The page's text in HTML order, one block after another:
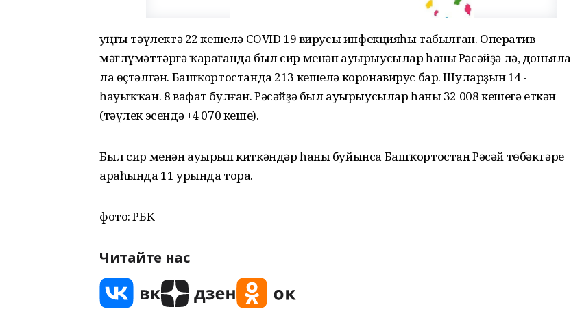
Һуңғы тәүлектә 22 кешелә COVID 19 вирусы инфекцияһы табылған. Оператив
мәғлүмәттәргә ҡарағанда был сир менән ауырыусылар һаны Рәсәйҙә лә, доньяла
ла өҫтәлгән. Башҡортостанда 213 кешелә коронавирус бар. Шуларҙын 14 -
һауыҡҡан. 8 вафат булған. Рәсәйҙә был ауырыусылар һаны 32 008 кешегә еткән
(тәүлек эсендә +4 070 кеше).
Был сир менән ауырып киткәндәр һаны буйынса Башҡортостан Рәсәй төбәктәре
араһында 11 урында тора.
фото: РБК
Читайте нас